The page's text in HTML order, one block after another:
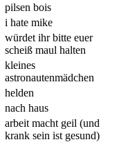
pilsen bois
i hate mike
würdet ihr bitte euer
scheiß maul halten
kleines
astronautenmädchen
helden
nach haus
arbeit macht geil (und
krank sein ist gesund)